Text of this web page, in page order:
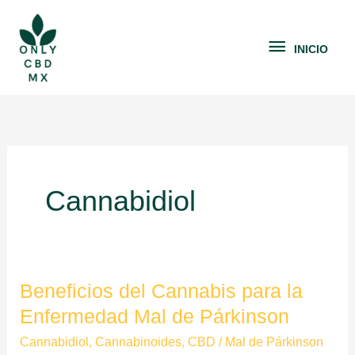
contenido
INICIO
Cannabidiol
Beneficios del Cannabis para la
Enfermedad Mal de Párkinson
Cannabidiol , Cannabinoides, CBD / Mal de Párkinson
Beneficios
del
Cannabis